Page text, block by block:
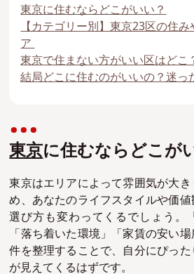
東京に住むならどこがいい？
【カテゴリー別】東京23区の住
ア
東京で住まない方がいい区はどこ
結局どこに住むのがいいの？迷っ
東京に住むならどこが
東京はエリアによって雰囲気が大
め、あなたのライフスタイルや価
選び方も変わってくるでしょう。
「落ち着いた環境」「家賃の安い
件を整理することで、自分にぴっ
が見えてくるはずです。